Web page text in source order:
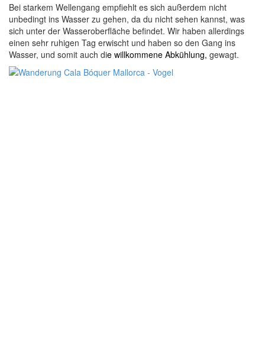
Bei starkem Wellengang empfiehlt es sich außerdem nicht
unbedingt ins Wasser zu gehen, da du nicht sehen kannst, was
sich unter der Wasseroberfläche befindet. Wir haben allerdings
einen sehr ruhigen Tag erwischt und haben so den Gang ins
Wasser, und somit auch die willkommene Abkühlung, gewagt.